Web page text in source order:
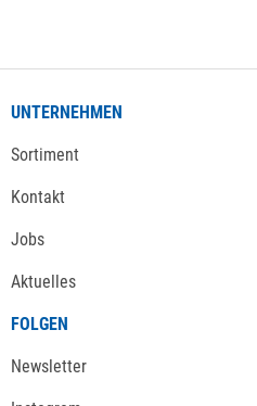
UNTERNEHMEN
Sortiment
Kontakt
Jobs
Aktuelles
FOLGEN
Newsletter